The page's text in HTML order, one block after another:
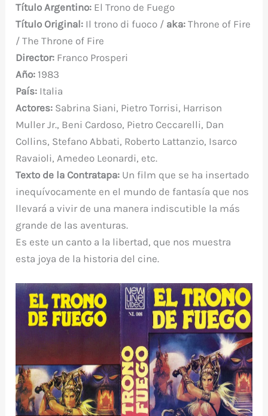
c
e
b
o
o
k
it
te
r
er
e
st
at
s
A
m
bl
d
di a
p
Título Argentino: El Trono de Fuego
Título Original: Il trono di fuoco / aka: Throne of Fire
/ The Throne of Fire
Director: Franco Prosperi
Año: 1983
País: Italia
Actores: Sabrina Siani, Pietro Torrisi, Harrison
Muller Jr., Beni Cardoso, Pietro Ceccarelli, Dan
Collins, Stefano Abbati, Roberto Lattanzio, Isarco
Ravaioli, Amedeo Leonardi, etc.
Texto de la Contratapa: Un film que se ha insertado
inequívocamente en el mundo de fantasía que nos
llevará a vivir de una manera indiscutible la más
grande de las aventuras.
Es este un canto a la libertad, que nos muestra
esta joya de la historia del cine.